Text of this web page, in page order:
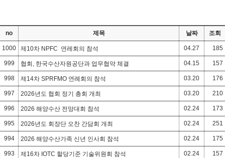
no 제목 날짜 조회
1000 제10차 NPFC 연레회의 참석 04.27 185
999 협회, 한국수산자원공단과 업무협약 체결 04.15 157
998 제14차 SPRFMO 연례회의 참석 03.20 176
997 2026년도 협회 정기 총회 개최 03.20 210
996 2026 해양수산 전망대회 참석 02.24 173
995 2026년도 회장단 오찬 간담회 개최 02.24 251
994 2026 해양수산가족 신년 인사회 참석 02.24 175
993 제16차 IOTC 할당기준 기술위원회 참석 02.24 157